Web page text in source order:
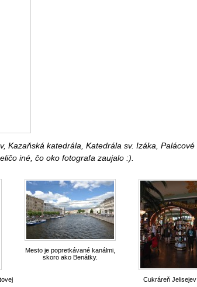
Kazaňská katedrála, Katedrála sv. Izáka, Palácové
iné, čo oko fotografa zaujalo :).
Mesto je popretkávané kanálmi,
skoro ako Benátky.
Cukráreň Jelisejev